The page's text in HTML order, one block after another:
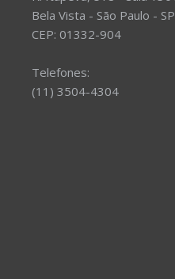
Bela Vista - São Paulo - SP
CEP: 01332-904
Telefones:
(11) 3504-4304